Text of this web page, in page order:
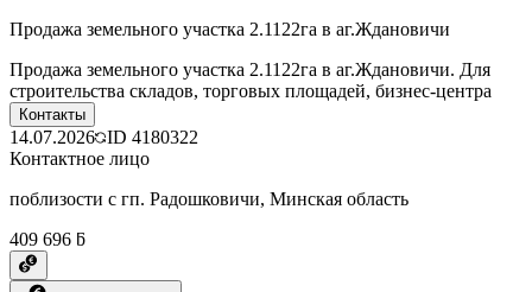
Продажа земельного участка 2.1122га в аг.Ждановичи
Продажа земельного участка 2.1122га в аг.Ждановичи. Для
строительства складов, торговых площадей, бизнес-центра
Контакты
14.07.2026 ID 4180322
Контактное лицо
поблизости с гп. Радошковичи, Минская область
409 696 ƃ